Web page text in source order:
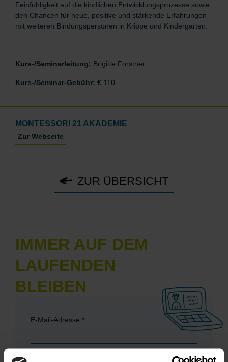
Feinfühligkeit auf die kindlichen Entwicklungsprozesse sowie
den Chancen für neue, positive und stärkende Erfahrungen
mit weiteren Bindungspersonen in Krippe und Kindergarten.
Kurs-/Seminarleitung: Brigitte Forstner
Kurs-/Seminar-Gebühr: € 110
MONTESSORI 21 AKADEMIE
Zur Webseite
ZUR ÜBERSICHT
IMMER AUF DEM
LAUFENDEN
BLEIBEN
E-Mail-Adresse *